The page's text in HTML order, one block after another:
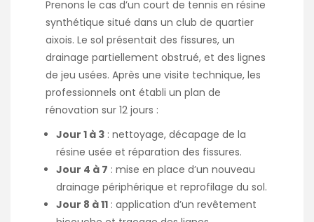
Prenons le cas d’un court de tennis en résine
synthétique situé dans un club de quartier
aixois. Le sol présentait des fissures, un
drainage partiellement obstrué, et des lignes
de jeu usées. Après une visite technique, les
professionnels ont établi un plan de
rénovation sur 12 jours :
Jour 1 à 3 : nettoyage, décapage de la
résine usée et réparation des fissures.
Jour 4 à 7 : mise en place d’un nouveau
drainage périphérique et reprofilage du sol.
Jour 8 à 11 : application d’un revêtement